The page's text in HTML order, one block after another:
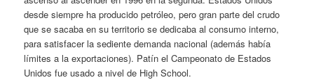
desde siempre ha producido petróleo, pero gran parte del crudo
que se sacaba en su territorio se dedicaba al consumo interno,
para satisfacer la sediente demanda nacional (además había
límites a la exportaciones). Patín el Campeonato de Estados
Unidos fue usado a nivel de High School.